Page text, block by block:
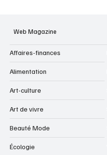
Web Magazine
Affaires-finances
Alimentation
Art-culture
Art de vivre
Beauté Mode
Écologie